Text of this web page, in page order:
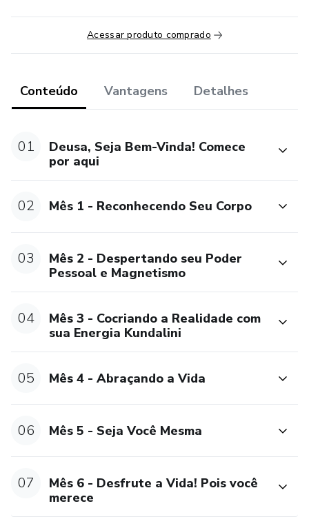
Acessar produto comprado
Conteúdo Vantagens Detalhes
01
Deusa, Seja Bem-Vinda! Comece
por aqui
02 Mês 1 - Reconhecendo Seu Corpo
03
Mês 2 - Despertando seu Poder
Pessoal e Magnetismo
04
Mês 3 - Cocriando a Realidade com
sua Energia Kundalini
05 Mês 4 - Abraçando a Vida
06 Mês 5 - Seja Você Mesma
07
Mês 6 - Desfrute a Vida! Pois você
merece